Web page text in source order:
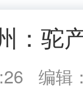
：驼
编辑